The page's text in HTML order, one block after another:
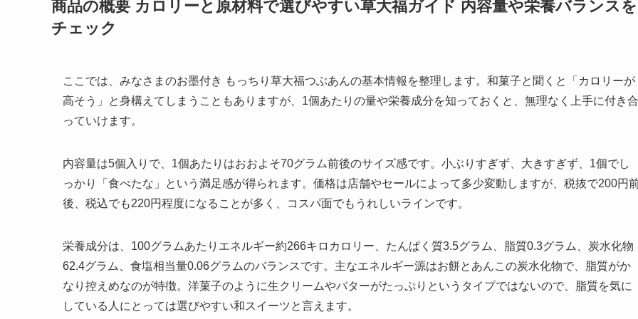
商品の概要 カロリーと原材料で選びやすい草大福ガイド 内容量や栄養バランスを
チェック
ここでは、みなさまのお墨付き もっちり草大福つぶあんの基本情報を整理します。和菓子と聞くと「カロリーが
高そう」と身構えてしまうこともありますが、1個あたりの量や栄養成分を知っておくと、無理なく上手に付き合
っていけます。
内容量は5個入りで、1個あたりはおおよそ70グラム前後のサイズ感です。小ぶりすぎず、大きすぎず、1個でし
っかり「食べたな」という満足感が得られます。価格は店舗やセールによって多少変動しますが、税抜で200円
後、税込でも220円程度になることが多く、コスパ面でもうれしいラインです。
栄養成分は、100グラムあたりエネルギー約266キロカロリー、たんぱく質3.5グラム、脂質0.3グラム、炭水化物
62.4グラム、食塩相当量0.06グラムのバランスです。主なエネルギー源はお餅とあんこの炭水化物で、脂質がか
なり控えめなのが特徴。洋菓子のように生クリームやバターがたっぷりというタイプではないので、脂質を気に
している人にとっては選びやすい和スイーツと言えます。